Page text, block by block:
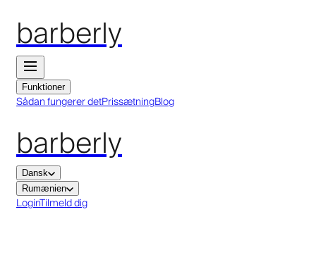
barberly
Funktioner
Sådan fungerer detPrissætningBlog
barberly
Dansk
Rumænien
LoginTilmeld dig